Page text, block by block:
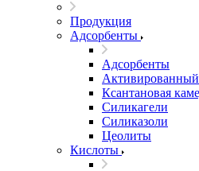
Продукция
Адсорбенты
Адсорбенты
Активированный
Ксантановая
Силикагели
Силиказоли
Цеолиты
Кислоты